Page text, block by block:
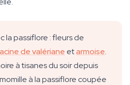
la passiflore : fleurs de
de valériane etarmoise.
à tisanes du soir depuis
à la passiflore coupée